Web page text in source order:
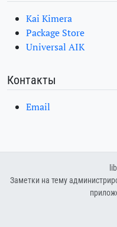
Kai Kimera
Package Store
Universal AIK
Контакты
Email
Заметки на тему